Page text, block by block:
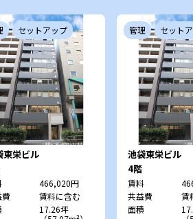
セットアップ
東栄ビル
466,020円
賃料に含む
17.26坪
管理 セット
池袋東栄ビル
4階
賃料
共益費
賃
面積